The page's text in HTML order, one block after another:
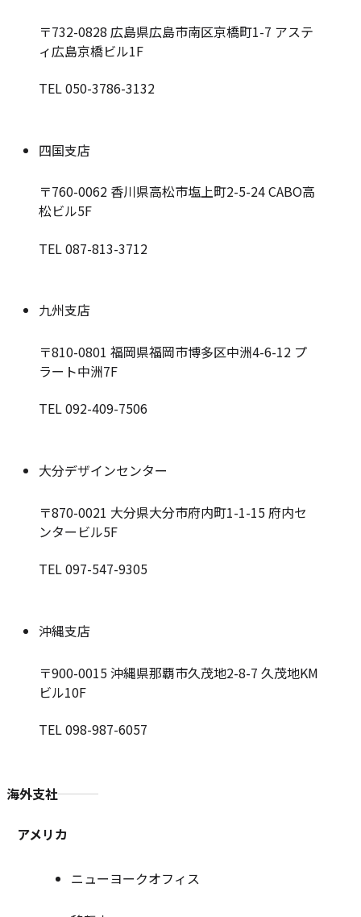
〒732-0828 広島県広島市南区京橋町1-7 アステ
ィ広島京橋ビル1F
TEL 050-3786-3132
四国支店
〒760-0062 香川県高松市塩上町2-5-24 CABO高
松ビル5F
TEL 087-813-3712
九州支店
〒810-0801 福岡県福岡市博多区中洲4-6-12 プ
ラート中洲7F
TEL 092-409-7506
大分デザインセンター
〒870-0021 大分県大分市府内町1-1-15 府内セ
ンタービル5F
TEL 097-547-9305
沖縄支店
〒900-0015 沖縄県那覇市久茂地2-8-7 久茂地KM
ビル10F
TEL 098-987-6057
海外支社
アメリカ
ニューヨークオフィス